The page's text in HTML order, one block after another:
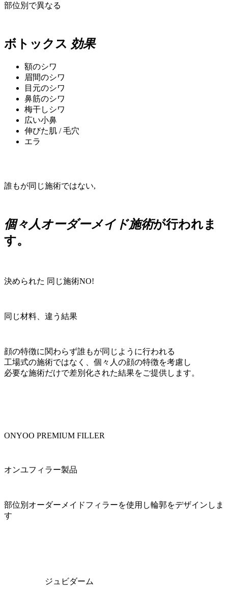
部位別で異なる
ボトックス 効果
額のシワ
眉間のシワ
目元のシワ
鼻筋のシワ
梅干しシワ
広い小鼻
伸びた肌 / 毛穴
エラ
誰もが同じ施術ではない,
個々人オーダーメイド施術が行われま
す。
決められた 同じ施術NO!
同じ材料、違う結果
顔の特徴に関わらず誰もが同じように行われる
工場式の施術ではなく、個々人の顔の特徴を考慮し
必要な施術だけで差別化された結果をご提供します。
ONYOO PREMIUM FILLER
オンユフィラー製品
部位別オーダーメイドフィラーを使用し輪郭をデザインしま
す
ジュビダーム